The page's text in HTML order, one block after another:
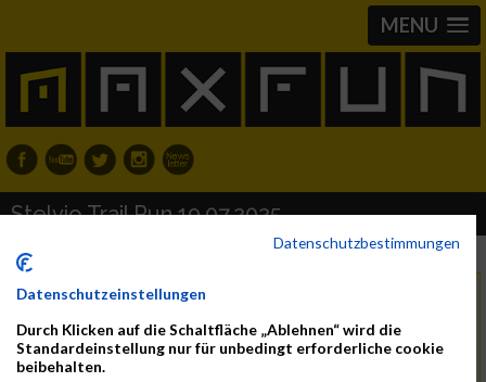
MENU
Stelvio Trail Run 19.07.2025
Datum Samstag, 19. Juli 2025
Region 39026 Prad am Stilfser Joch
Land
Datenschutzbestimmungen
Datenschutzeinstellungen
Durch Klicken auf die Schaltfläche „Ablehnen“ wird die
Standardeinstellung nur für unbedingt erforderliche cookie
beibehalten.